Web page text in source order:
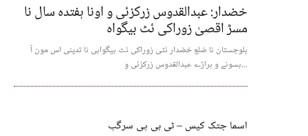
خضدار: عبدالقدوس زرکزئی و اونا ہفتدہ سال نا
مسڑ اقصیٰ زوراکی ئٹ بیگواہ
بلوچستان نا ضلع خضدار ئٹی زوراکی ئٹ بیگواہی نا تدینی اس مون آ
بسونے و ہراڑے عبدالقدوس زرکزئی و...
اسما جتک کیس – ٹی بی پی سرگپ